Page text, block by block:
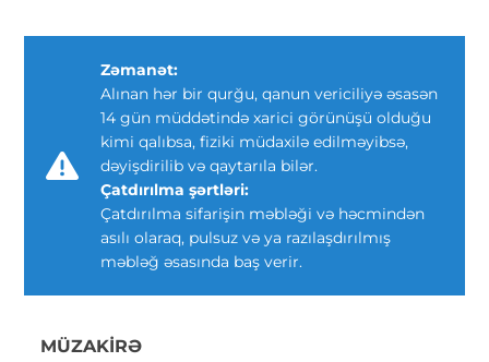
Zəmanət:
Alınan hər bir qurğu, qanun vericiliyə əsasən
14 gün müddətində xarici görünüşü olduğu
kimi qalıbsa, fiziki müdaxilə edilməyibsə,
dəyişdirilib və qaytarıla bilər.
Çatdırılma şərtləri:
Çatdırılma sifarişin məbləği və həcmindən
asılı olaraq, pulsuz və ya razılaşdırılmış
məbləğ əsasında baş verir.
MÜZAKIRƏ